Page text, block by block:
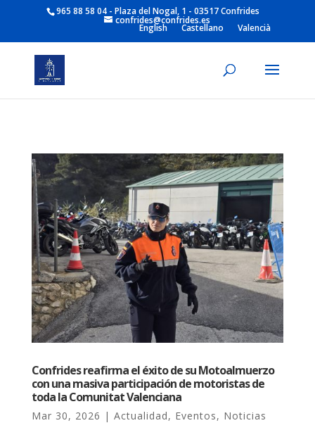
965 88 58 04 - Plaza del Nogal, 1 - 03517 Confrides
confrides@confrides.es
English Castellano Valencià
Confrides reafirma el éxito de su Motoalmuerzo
con una masiva participación de motoristas de
toda la Comunitat Valenciana
Mar 30, 2026 | Actualidad, Eventos, Noticias